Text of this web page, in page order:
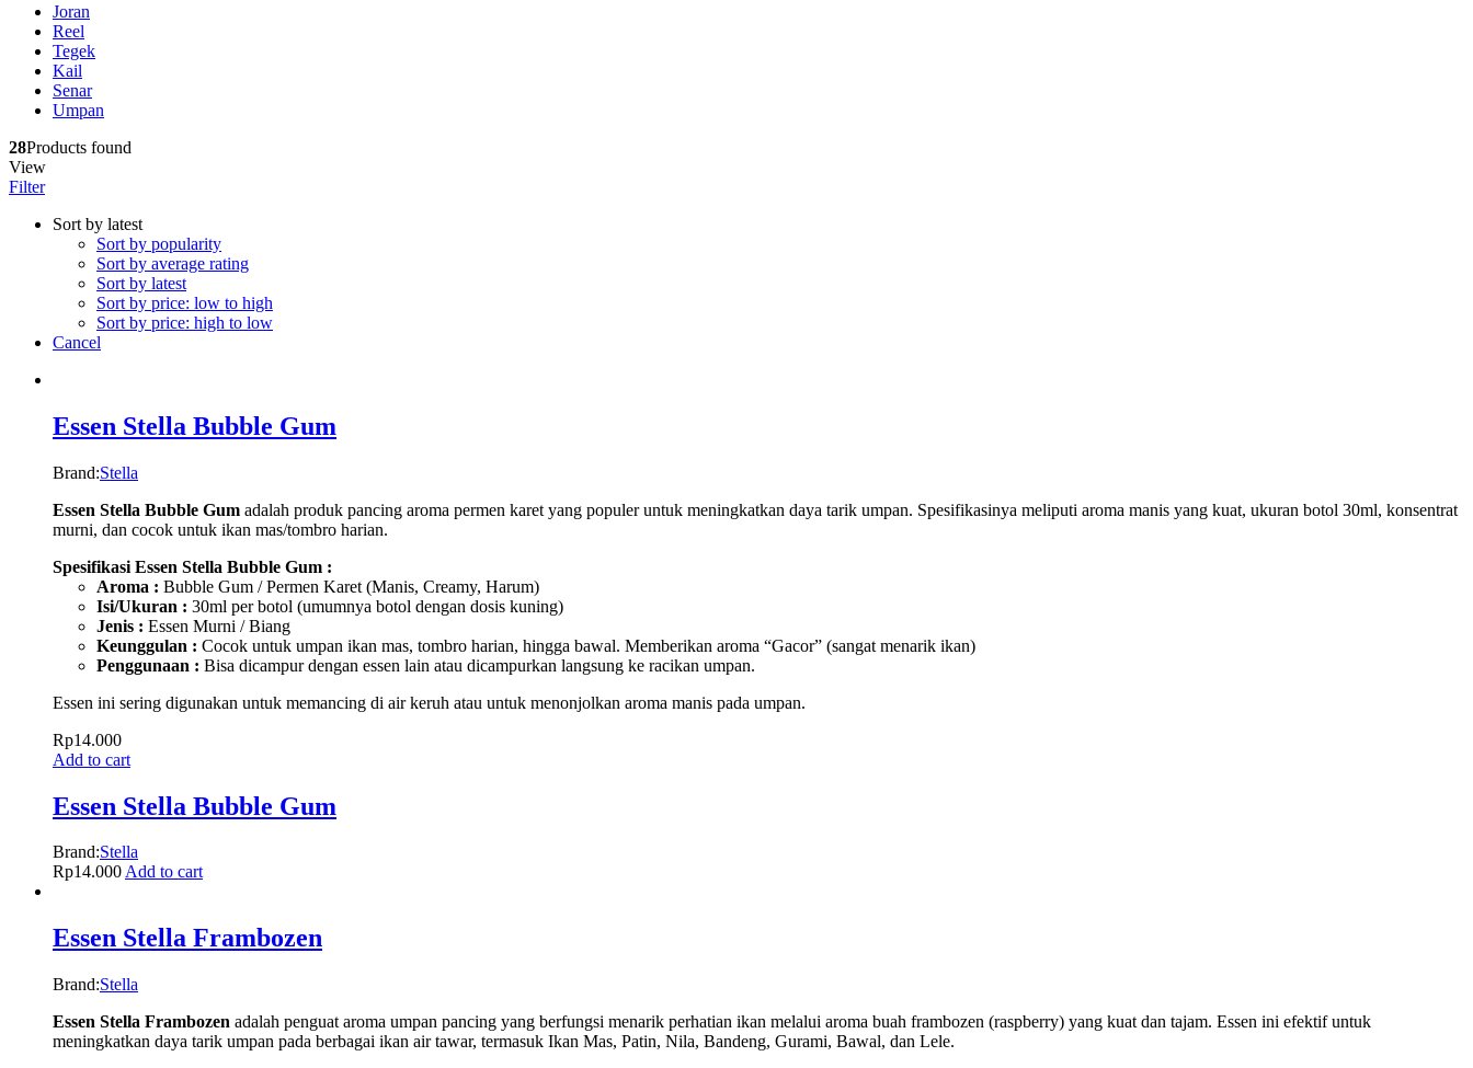
Joran
Reel
Tegek
Kail
Senar
Umpan
28Products found
View
Filter
Sort by latest
Sort by popularity
Sort by average rating
Sort by latest
Sort by price: low to high
Sort by price: high to low
Cancel
Essen Stella Bubble Gum
Brand:Stella
Essen Stella Bubble Gum adalah produk pancing aroma permen karet yang populer untuk meningkatkan daya tarik umpan. Spesifikasinya meliputi aroma manis yang kuat, ukuran botol 30ml, konsentrat
murni, dan cocok untuk ikan mas/tombro harian.
Spesifikasi Essen Stella Bubble Gum :
Aroma : Bubble Gum / Permen Karet (Manis, Creamy, Harum)
Isi/Ukuran : 30ml per botol (umumnya botol dengan dosis kuning)
Jenis : Essen Murni / Biang
Keunggulan : Cocok untuk umpan ikan mas, tombro harian, hingga bawal. Memberikan aroma “Gacor” (sangat menarik ikan)
Penggunaan : Bisa dicampur dengan essen lain atau dicampurkan langsung ke racikan umpan.
Essen ini sering digunakan untuk memancing di air keruh atau untuk menonjolkan aroma manis pada umpan.
Rp14.000
Add to cart
Essen Stella Bubble Gum
Brand:Stella
Rp14.000Add to cart
Essen Stella Frambozen
Brand:Stella
Essen Stella Frambozen adalah penguat aroma umpan pancing yang berfungsi menarik perhatian ikan melalui aroma buah frambozen (raspberry) yang kuat dan tajam. Essen ini efektif untuk
meningkatkan daya tarik umpan pada berbagai ikan air tawar, termasuk Ikan Mas, Patin, Nila, Bandeng, Gurami, Bawal, dan Lele.